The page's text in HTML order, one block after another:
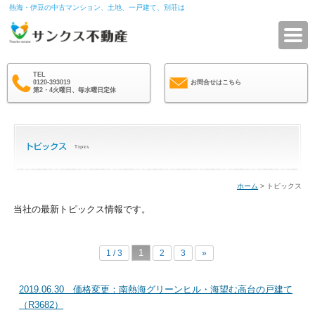
熱海・伊豆の中古マンション、土地、一戸建て、別荘は
TEL
0120-393019
第2・4火曜日、毎水曜日定休
お問合せはこちら
ホーム > トピックス
当社の最新トピックス情報です。
1 / 3 1 2 3 »
2019.06.30 価格変更：南熱海グリーンヒル・海望む高台の戸建て
（R3682）